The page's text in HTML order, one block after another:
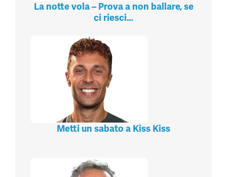
La notte vola – Prova a non ballare, se
ci riesci…
Metti un sabato a Kiss Kiss